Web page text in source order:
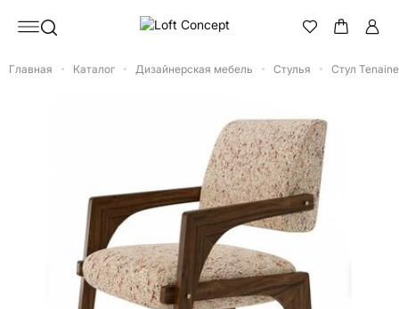
Главная Каталог Дизайнерская мебель Стулья Стул